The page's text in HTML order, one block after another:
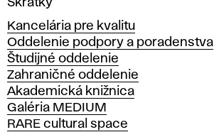
s
o
k
á
š
k
o
Skratky
Kancelária pre kvalitu
Oddelenie podpory a poradenstva
Študijné oddelenie
Zahraničné oddelenie
Akademická knižnica
Galéria MEDIUM
RARE cultural space